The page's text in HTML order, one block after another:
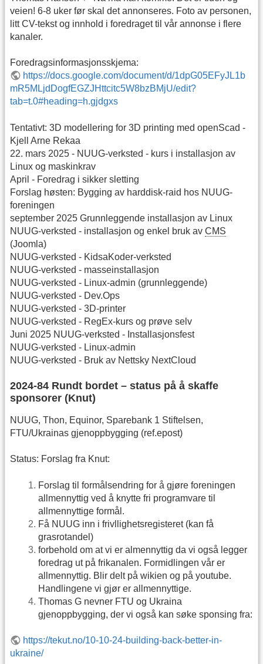
veien! 6-8 uker før skal det annonseres. Foto av personen,
litt CV-tekst og innhold i foredraget til vår annonse i flere
kanaler.
Foredragsinformasjonsskjema:
https://docs.google.com/document/d/1dpG05EFyJL1b
mR5MLjdDogfEGZJHttcitc5W8bzBMjU/edit?
tab=t.0#heading=h.gjdgxs
Tentativt: 3D modellering for 3D printing med openScad -
Kjell Arne Rekaa
22. mars 2025 - NUUG-verksted - kurs i installasjon av
Linux og maskinkrav
April - Foredrag i sikker sletting
Forslag høsten: Bygging av harddisk-raid hos NUUG-
foreningen
september 2025 Grunnleggende installasjon av Linux
NUUG-verksted - installasjon og enkel bruk av CMS
(Joomla)
NUUG-verksted - KidsaKoder-verksted
NUUG-verksted - masseinstallasjon
NUUG-verksted - Linux-admin (grunnleggende)
NUUG-verksted - Dev.Ops
NUUG-verksted - 3D-printer
NUUG-verksted - RegEx-kurs og prøve selv
Juni 2025 NUUG-verksted - Installasjonsfest
NUUG-verksted - Linux-admin
NUUG-verksted - Bruk av Nettsky NextCloud
2024-84 Rundt bordet – status på å skaffe
sponsorer (Knut)
NUUG, Thon, Equinor, Sparebank 1 Stiftelsen,
FTU/Ukrainas gjenoppbygging (ref.epost)
Status: Forslag fra Knut:
Forslag til formålsendring for å gjøre foreningen
allmennyttig ved å knytte fri programvare til
allmennyttige formål.
Få NUUG inn i frivllighetsregisteret (kan få
grasrotandel)
forbehold om at vi er almennyttig da vi også legger
foredrag ut på frikanalen. Formidlingen vår er
allmennyttig. Blir delt på wikien og på youtube.
Handlingene vi gjør er allmennyttige.
Thomas G nevner FTU og Ukraina
gjenoppbygging, der vi også kan søke sponsing fra:
https://tekut.no/10-10-24-building-back-better-in-
ukraine/